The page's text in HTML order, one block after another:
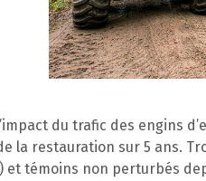
du trafic des engins
la restauration sur 5 ans.
et témoins non perturbés